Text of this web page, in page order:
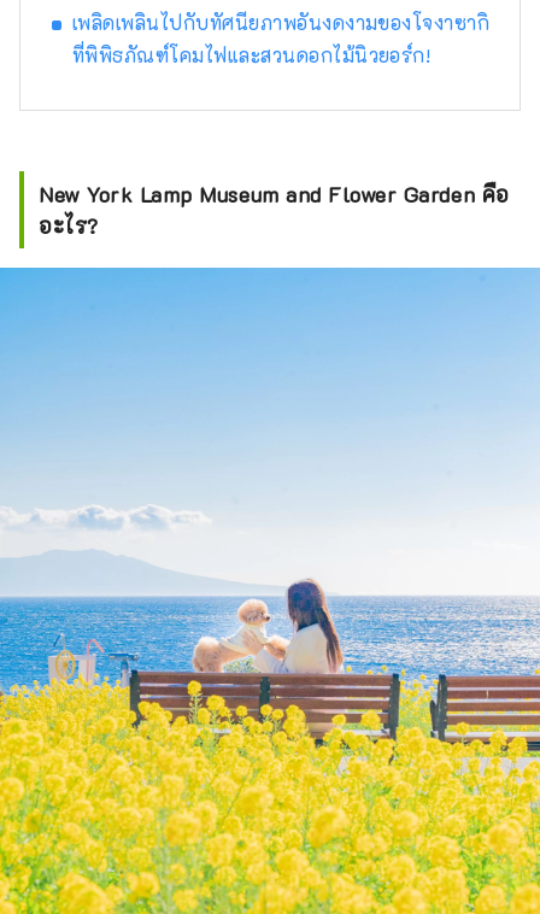
เพลิดเพลินไปกับทัศนียภาพอันงดงามของโจงาซากิ
ที่พิพิธภัณฑ์โคมไฟและสวนดอกไม้นิวยอร์ก!
New York Lamp Museum and Flower Garden คือ
อะไร?